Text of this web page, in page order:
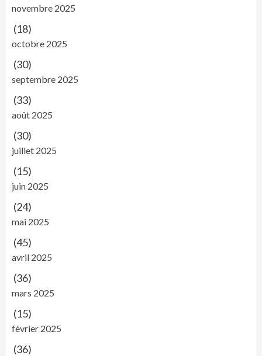
novembre 2025
(18)
octobre 2025
(30)
septembre 2025
(33)
août 2025
(30)
juillet 2025
(15)
juin 2025
(24)
mai 2025
(45)
avril 2025
(36)
mars 2025
(15)
février 2025
(36)